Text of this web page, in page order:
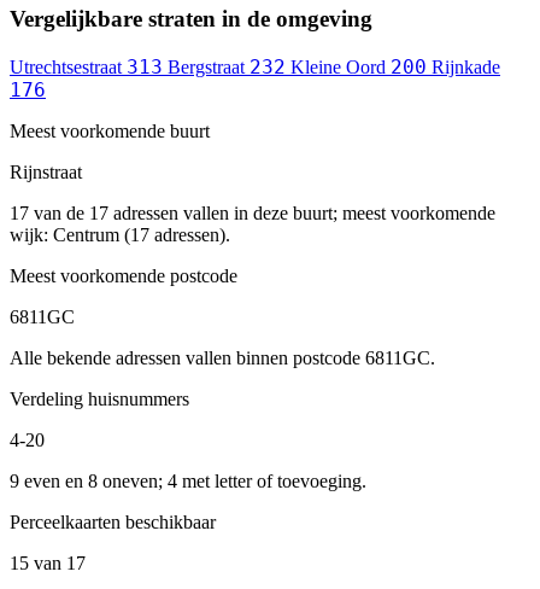
Vergelijkbare straten in de omgeving
Utrechtsestraat 313 Bergstraat 232 Kleine Oord 200 Rijnkade
176
Meest voorkomende buurt
Rijnstraat
17 van de 17 adressen vallen in deze buurt; meest voorkomende
wijk: Centrum (17 adressen).
Meest voorkomende postcode
6811GC
Alle bekende adressen vallen binnen postcode 6811GC.
Verdeling huisnummers
4-20
9 even en 8 oneven; 4 met letter of toevoeging.
Perceelkaarten beschikbaar
15 van 17